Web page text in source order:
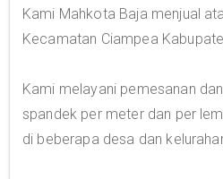
Kami Mahkota Baja menjual
Kecamatan Ciampea
Kami melayani pemesanan
spandek per meter dan per
di beberapa desa dan